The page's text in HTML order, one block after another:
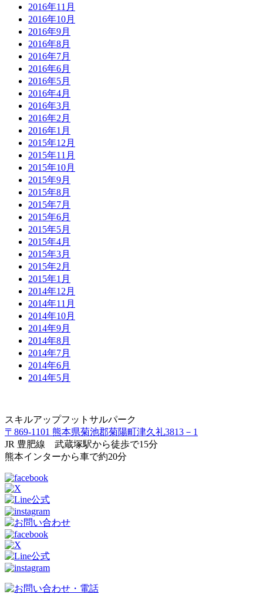
2016年11月
2016年10月
2016年9月
2016年8月
2016年7月
2016年6月
2016年5月
2016年4月
2016年3月
2016年2月
2016年1月
2015年12月
2015年11月
2015年10月
2015年9月
2015年8月
2015年7月
2015年6月
2015年5月
2015年4月
2015年3月
2015年2月
2015年1月
2014年12月
2014年11月
2014年10月
2014年9月
2014年8月
2014年7月
2014年6月
2014年5月
スキルアップフットサルパーク
〒869-1101 熊本県菊池郡菊陽町津久礼3813－1
JR 豊肥線 武蔵塚駅から徒歩で15分
熊本インターから車で約20分